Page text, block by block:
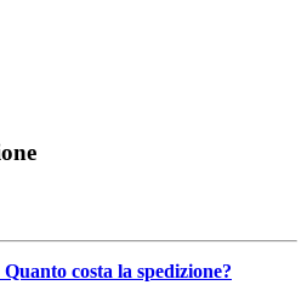
Quanto costa la spedizione?